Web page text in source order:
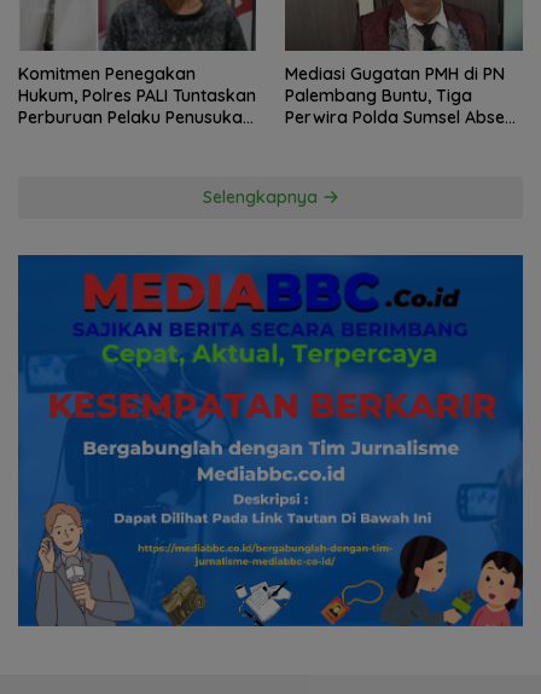
Komitmen Penegakan
Hukum, Polres PALI Tuntaskan
Perburuan Pelaku Penusukan
Mediasi Gugatan PMH di PN
Palembang Buntu, Tiga
Perwira Polda Sumsel Absen,
Selengkapnya